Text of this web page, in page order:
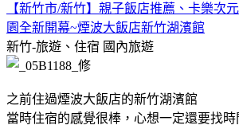
【新竹市/新竹】親子飯店推薦、卡樂次
園全新開幕~煙波大飯店新竹湖濱館
新竹-旅遊、住宿 國內旅遊
之前住過煙波大飯店的新竹湖濱館
當時住宿的感覺很棒，心想一定還要找時